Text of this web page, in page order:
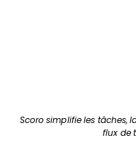
Scoro simplifie les tâches,
flux de